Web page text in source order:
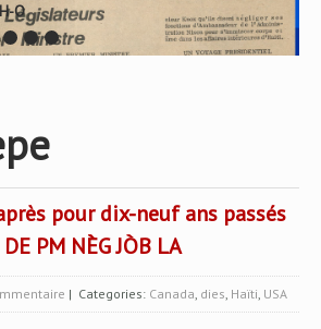
O
pour dix-neuf ans passés
PM NÈG JÒB LA
| Categories: Canada, dies, Haïti, USA